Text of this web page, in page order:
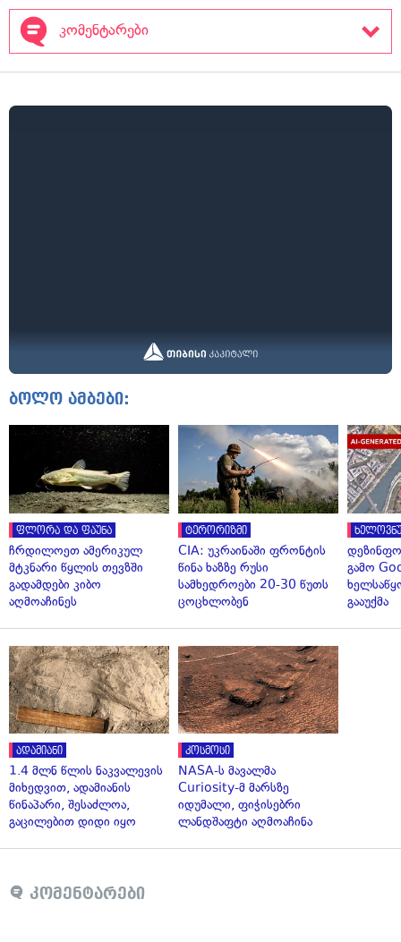
კომენტარები
ბოლო ამბები:
ფლორა და ფაუნა
ჩრდილოეთ ამერიკულ
მტკნარი წყლის თევზში
გადამდები კიბო
აღმოაჩინეს
ტერორიზმი
CIA: უკრაინაში ფრონტის
წინა ხაზზე რუსი
სამხედროები 20-30 წუთს
ცოცხლობენ
გამო
გააუქმა
ადამიანი
1.4 მლნ წლის ნაკვალევის
მიხედვით, ადამიანის
წინაპარი, შესაძლოა,
გაცილებით დიდი იყო
კოსმოსი
NASA-ს მავალმა
Curiosity-მ მარსზე
იდუმალი, ფიჭისებრი
ლანდშაფტი აღმოაჩინა
კომენტარები